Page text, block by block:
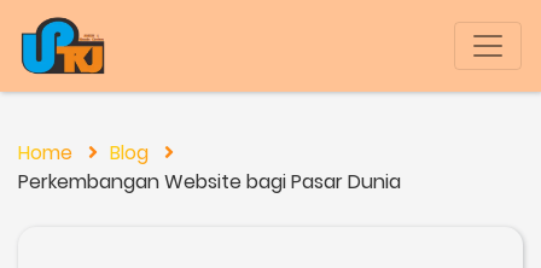
Home
Blog
Perkembangan Website bagi Pasar Dunia